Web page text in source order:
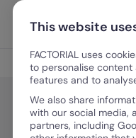
Vai al contenuto
Blog
Crescita del
This website
FACTORIAL uses
to personalise
features and to
We also share
with our social media,
partners, including